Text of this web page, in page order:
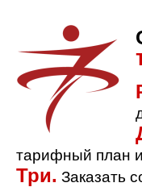
тарифный план
Три. Заказать